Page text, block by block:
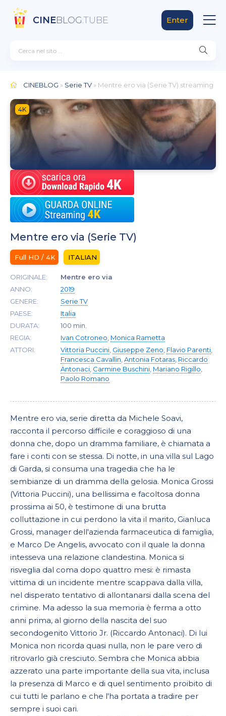
CINEBLOG.TUBE Enter
CINEBLOG » Serie TV » Mentre ero via (Serie TV) streaming
4K
Mentre ero via (Serie TV)
Full HD / 4K ITALIAN
ORIGINALE:
Mentre ero via
ANNO:
2019
GENERE:
Serie TV
PAESE:
Italia
DURATA:
100 min.
REGIA:
Ivan Cotroneo Monica Rametta
ATTORI:
Vittoria Puccini Giuseppe Zeno Flavio Parenti
Francesca Cavallin Antonia Fotaras Riccardo
Antonaci Carmine Buschini Mariano Rigillo
Paolo Romano
Mentre ero via, serie diretta da Michele Soavi,
racconta il percorso difficile e coraggioso di una
donna che, dopo un dramma familiare, è chiamata a
fare i conti con se stessa. Di notte, in una villa sul Lago
di Garda, si consuma una tragedia che ha le
sembianze di un dramma della gelosia. Monica Grossi
(Vittoria Puccini), una bellissima e facoltosa donna
prossima ai 50, è testimone di una brutta
colluttazione in cui perdono la vita il marito, Gianluca
Grossi, manager dell'azienda farmaceutica di famiglia,
e Marco De Angelis, avvocato con il quale la donna
intesseva una relazione clandestina. Monica si
risveglia dal coma dopo quattro mesi: è rimasta
vittima di un incidente mentre scappava dalla villa,
nel disperato tentativo di allontanarsi dalla scena del
crimine. Ma adesso la sua memoria è ferma a otto
anni prima, al giorno della nascita del suo
secondogenito Vittorio Jr. (Riccardo Antonaci). Di lui
Monica non ricorda quasi nulla, non le pare vero di
ritrovarlo già cresciuto. Sembra che Monica abbia
azzerato una parte importante della sua vita, inclusa
la presenza di Marco e di quel sentimento proibito di
cui tutti le parlano e che l'ha portata a tradire per
sempre i suoi cari.